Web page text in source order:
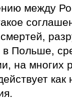
между
Польше,
на многих
как